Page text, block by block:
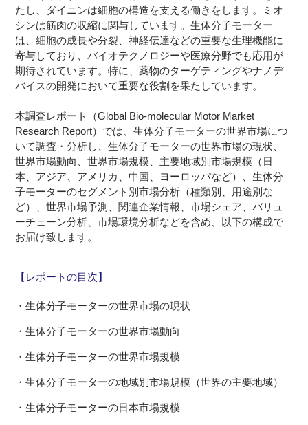
たし、ダイニンは細胞の構造を支える働きをします。ミオ
シンは筋肉の収縮に関与しています。生体分子モーター
は、細胞の成長や分裂、神経伝達などの重要な生理機能に
寄与しており、バイオテクノロジーや医療分野でも応用が
期待されています。特に、薬物のターゲティングやナノデ
バイスの開発において重要な役割を果たしています。
本調査レポート（Global Bio-molecular Motor Market
Research Report）では、生体分子モーターの世界市場につ
いて調査・分析し、生体分子モーターの世界市場の現状、
世界市場動向、世界市場規模、主要地域別市場規模（日
本、アジア、アメリカ、中国、ヨーロッパなど）、生体分
子モーターのセグメント別市場分析（種類別、用途別な
ど）、世界市場予測、関連企業情報、市場シェア、バリュ
ーチェーン分析、市場環境分析などを含め、以下の構成で
お届け致します。
【レポートの目次】
・生体分子モーターの世界市場の現状
・生体分子モーターの世界市場動向
・生体分子モーターの世界市場規模
・生体分子モーターの地域別市場規模（世界の主要地域）
・生体分子モーターの日本市場規模